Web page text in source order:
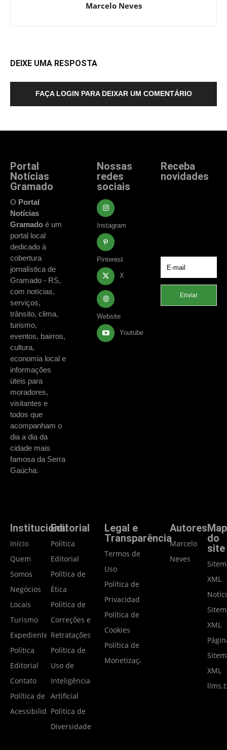
Marcelo Neves
DEIXE UMA RESPOSTA
FAÇA LOGIN PARA DEIXAR UM COMENTÁRIO
Portal
Notícias
Gramado
O Portal
Notícias
Gramado é um
portal local
dedicado à
cobertura
jornalística de
Gramado - RS,
com notícias,
serviços,
trânsito, clima,
turismo,
eventos, bairros,
cultura,
economia local e
informações
úteis para
moradores,
visitantes e
todos que
acompanham o
dia a dia da
cidade mais
famosa da Serra
Gaúcha.
Nossas
redes
sociais
Instagram
Pinterest
X
Website
Youtube
Receba
novidades
Enviar
Institucional
Início
Quem
Somos
Negócios
Locais
Turismo
Expediente
Política
Editorial
Contato
Política de
Acessibilidade
Editorial
Política
Editorial
Política de
Ética
Política de
Correções e
Retratações
Política de
Uso de
Inteligência
Artificial
Política de
Diversidade
Legal e
Transparência
Termos de
Uso
Política de
Privacidade
Política de
Cookies
Política de
Monetização
Autores
Marcelo
Neves
do
site
XML
XML
XML